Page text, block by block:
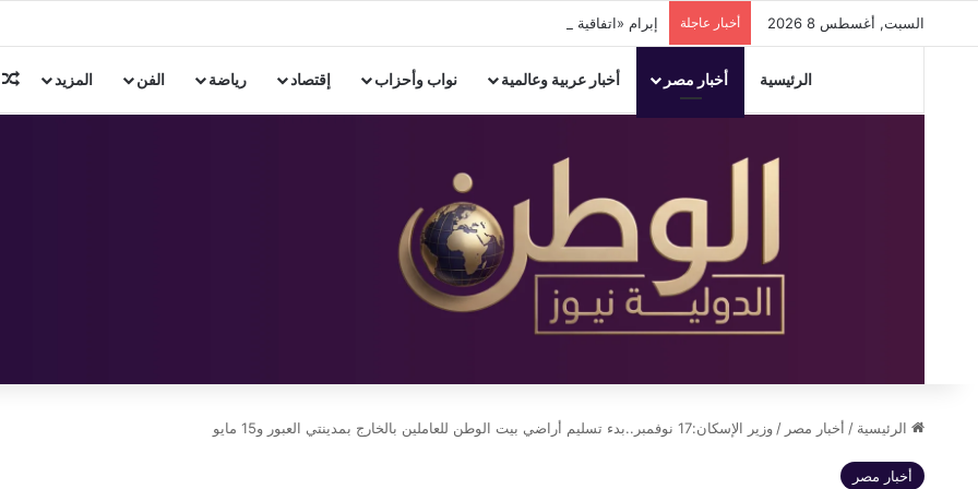
السبت, أغسطس 8 2026 أخبار عاجلة إبرام «اتفاقية مكة للدفاع المشترك» بين 3 دول إسلامية
الرئيسية أخبار مصر أخبار عربية وعالمية نواب وأحزاب إقتصاد رياضة الفن المزيد
الرئيسية / أخبار مصر / وزير الإسكان:17 نوفمبر..بدء تسليم أراضي بيت الوطن للعاملين بالخارج بمدينتي العبور و15 مايو
أخبار مصر